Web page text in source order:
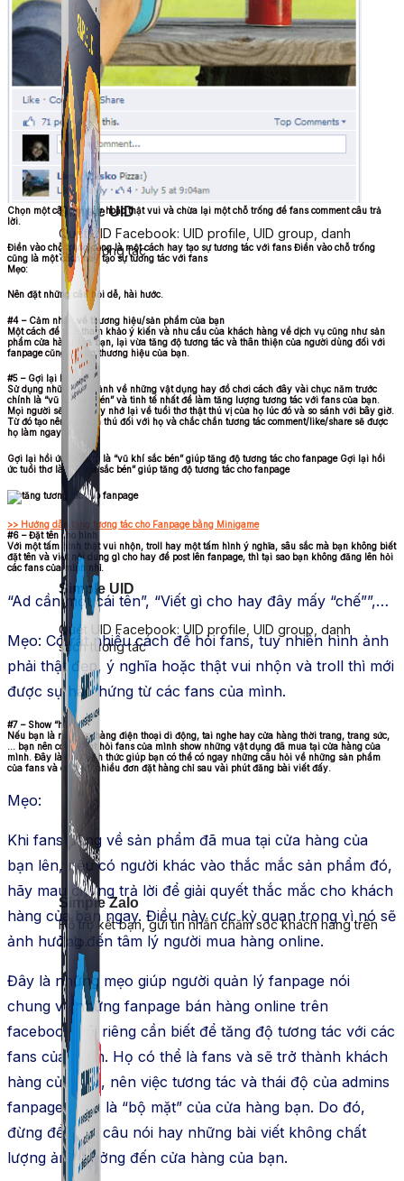
Simple UID
Quét UID Facebook: UID profile, UID group, danh
sách tương tác
Simple Zalo
Hỗ trợ kết bạn, gửi tin nhắn chăm sóc khách hàng trên
Zalo.
Simple UID
Quét UID Facebook: UID profile, UID group, danh
sách tương tác
Chọn một câu hỏi hay hoặc thật vui và chừa lại một chỗ trống để fans comment câu trả
lời.
Điền vào chỗ trống cũng là một cách hay tạo sự tương tác với fans Điền vào chỗ trống
cũng là một cách hay tạo sự tương tác với fans
Mẹo:
Nên đặt những câu hỏi dễ, hài hước.
#4 – Cảm nhận về thương hiệu/sản phẩm của bạn
Một cách để vừa tham khảo ý kiến và nhu cầu của khách hàng về dịch vụ cũng như sản
phẩm cửa hàng của bạn, lại vừa tăng độ tương tác và thân thiện của người dùng đối với
fanpage cũng nhưng thương hiệu của bạn.
#5 – Gợi lại hồi ức
Sử dụng những hình ảnh về những vật dụng hay đồ chơi cách đây vài chục năm trước
chính là “vũ khí sắc bén” và tinh tế nhất để làm tăng lượng tương tác với fans của bạn.
Mọi người sẽ cảm thấy nhớ lại về tuổi thơ thật thú vị của họ lúc đó và so sánh với bây giờ.
Từ đó tạo nên sự thích thú đối với họ và chắc chắn tương tác comment/like/share sẽ được
họ làm ngay thôi!
Gợi lại hồi ức tuổi thơ là “vũ khí sắc bén” giúp tăng độ tương tác cho fanpage Gợi lại hồi
ức tuổi thơ là “vũ khí sắc bén” giúp tăng độ tương tác cho fanpage
>> Hướng dẫn tăng tương tác cho Fanpage bằng Minigame
#6 – Đặt tên cho hình
Với một tấm hình thật vui nhộn, troll hay một tấm hình ý nghĩa, sâu sắc mà bạn không biết
đặt tên và viết nội dung gì cho hay để post lên fanpage, thì tại sao bạn không đăng lên hỏi
các fans của mình nhỉ.
“Ad cần một cái tên”, “Viết gì cho hay đây mấy “chế””,…
Mẹo: Có rất nhiều cách để hỏi fans, tuy nhiên hình ảnh
phải thật đẹp, ý nghĩa hoặc thật vui nhộn và troll thì mới
được sự hào hứng từ các fans của mình.
#7 – Show “hàng”
Nếu bạn là một cửa hàng điện thoại di động, tai nghe hay cửa hàng thời trang, trang sức,
… bạn nên có content hỏi fans của mình show những vật dụng đã mua tại cửa hàng của
mình. Đây là một hình thức giúp bạn có thể có ngay những câu hỏi về những sản phẩm
của fans và có thêm nhiều đơn đặt hàng chỉ sau vài phút đăng bài viết đấy.
Mẹo:
Khi fans đăng về sản phẩm đã mua tại cửa hàng của
bạn lên, nếu có người khác vào thắc mắc sản phẩm đó,
hãy mau chóng trả lời để giải quyết thắc mắc cho khách
hàng của bạn ngay. Điều này cực kỳ quan trọng vì nó sẽ
ảnh hưởng đến tâm lý người mua hàng online.
Đây là những mẹo giúp người quản lý fanpage nói
chung và những fanpage bán hàng online trên
facebook nói riêng cần biết để tăng độ tương tác với các
fans của mình. Họ có thể là fans và sẽ trở thành khách
hàng của bạn, nên việc tương tác và thái độ của admins
fanpage cũng là “bộ mặt” của cửa hàng bạn. Do đó,
đừng để 1 vài câu nói hay những bài viết không chất
lượng ảnh hưởng đến cửa hàng của bạn.